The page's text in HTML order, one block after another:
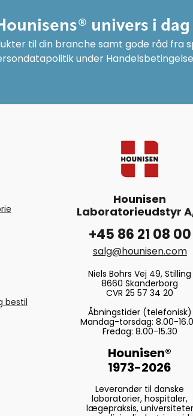
univers i dag
til din branche samt gode råd fra
under
bestil
Hounisen
Laboratorieudstyr
+45 86 21 08 00
salg@hounisen.com
Niels Bohrs Vej 49, Stilling
8660 Skanderborg
CVR 25 57 34 20
Åbningstider (telefonisk)
Mandag-torsdag: 8.00-
Fredag: 8.00-15.30
Hounisen®
1973-2026
Leverandør til danske
laboratorier, hospitaler,
lægepraksis, universiteter